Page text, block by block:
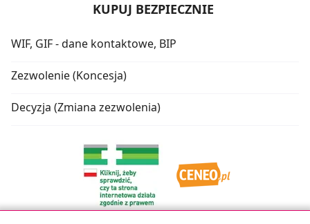
KUPUJ BEZPIECZNIE
WIF, GIF - dane kontaktowe, BIP
Zezwolenie (Koncesja)
Decyzja (Zmiana zezwolenia)